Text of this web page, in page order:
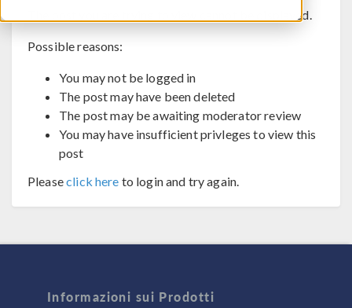
The post you are trying to view cannot be displayed.
Possible reasons:
You may not be logged in
The post may have been deleted
The post may be awaiting moderator review
You may have insufficient privleges to view this
post
Pleaseclick here to login and try again.
Informazioni sui Prodotti